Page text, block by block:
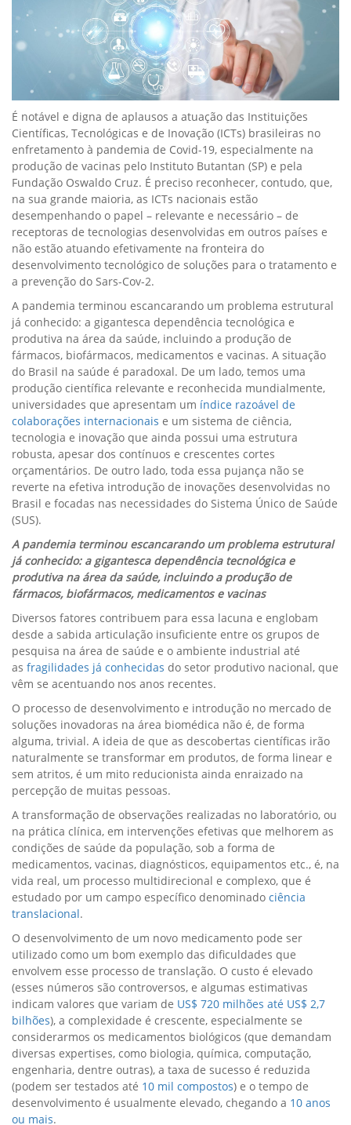
É notável e digna de aplausos a atuação das Instituições
Científicas, Tecnológicas e de Inovação (ICTs) brasileiras no
enfretamento à pandemia de Covid-19, especialmente na
produção de vacinas pelo Instituto Butantan (SP) e pela
Fundação Oswaldo Cruz. É preciso reconhecer, contudo, que,
na sua grande maioria, as ICTs nacionais estão
desempenhando o papel – relevante e necessário – de
receptoras de tecnologias desenvolvidas em outros países e
não estão atuando efetivamente na fronteira do
desenvolvimento tecnológico de soluções para o tratamento e
a prevenção do Sars-Cov-2.
A pandemia terminou escancarando um problema estrutural
já conhecido: a gigantesca dependência tecnológica e
produtiva na área da saúde, incluindo a produção de
fármacos, biofármacos, medicamentos e vacinas. A situação
do Brasil na saúde é paradoxal. De um lado, temos uma
produção científica relevante e reconhecida mundialmente,
universidades que apresentam um índice razoável de
colaborações internacionais e um sistema de ciência,
tecnologia e inovação que ainda possui uma estrutura
robusta, apesar dos contínuos e crescentes cortes
orçamentários. De outro lado, toda essa pujança não se
reverte na efetiva introdução de inovações desenvolvidas no
Brasil e focadas nas necessidades do Sistema Único de Saúde
(SUS).
A pandemia terminou escancarando um problema estrutural
já conhecido: a gigantesca dependência tecnológica e
produtiva na área da saúde, incluindo a produção de
fármacos, biofármacos, medicamentos e vacinas
Diversos fatores contribuem para essa lacuna e englobam
desde a sabida articulação insuficiente entre os grupos de
pesquisa na área de saúde e o ambiente industrial até
as fragilidades já conhecidas do setor produtivo nacional, que
vêm se acentuando nos anos recentes.
O processo de desenvolvimento e introdução no mercado de
soluções inovadoras na área biomédica não é, de forma
alguma, trivial. A ideia de que as descobertas científicas irão
naturalmente se transformar em produtos, de forma linear e
sem atritos, é um mito reducionista ainda enraizado na
percepção de muitas pessoas.
A transformação de observações realizadas no laboratório, ou
na prática clínica, em intervenções efetivas que melhorem as
condições de saúde da população, sob a forma de
medicamentos, vacinas, diagnósticos, equipamentos etc., é, na
vida real, um processo multidirecional e complexo, que é
estudado por um campo específico denominado ciência
translacional.
O desenvolvimento de um novo medicamento pode ser
utilizado como um bom exemplo das dificuldades que
envolvem esse processo de translação. O custo é elevado
(esses números são controversos, e algumas estimativas
indicam valores que variam de US$ 720 milhões até US$ 2,7
bilhões), a complexidade é crescente, especialmente se
considerarmos os medicamentos biológicos (que demandam
diversas expertises, como biologia, química, computação,
engenharia, dentre outras), a taxa de sucesso é reduzida
(podem ser testados até 10 mil compostos) e o tempo de
desenvolvimento é usualmente elevado, chegando a 10 anos
ou mais.